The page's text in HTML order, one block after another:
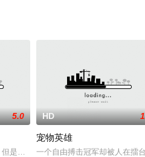
初戀?與志子」描寫一韓籍導演到訪
5.0
是她知道如果这样做，她将无法得到
HD
宠物英雄
一个自由搏击冠军却被人在擂